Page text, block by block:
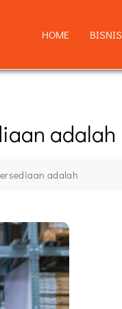
HOME BISNIS
adalah
adalah